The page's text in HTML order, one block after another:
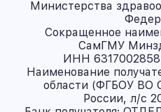
Министерства
Сокращенное
СамГМУ
ИНН
Наименование
области (ФГБОУ ВО
России, л/с